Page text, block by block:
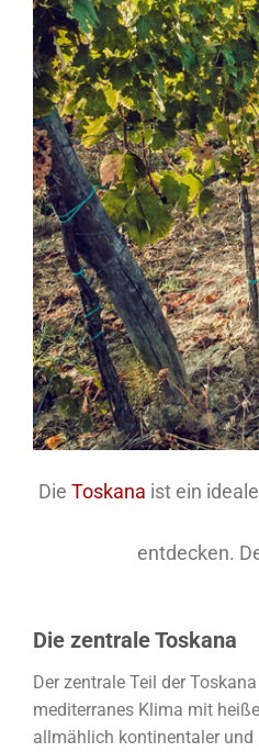
Die Toskana ist ein
entdecken.
Die zentrale Toskana
Der zentrale Teil der
mediterranes Klima mit
allmählich kontinentaler und